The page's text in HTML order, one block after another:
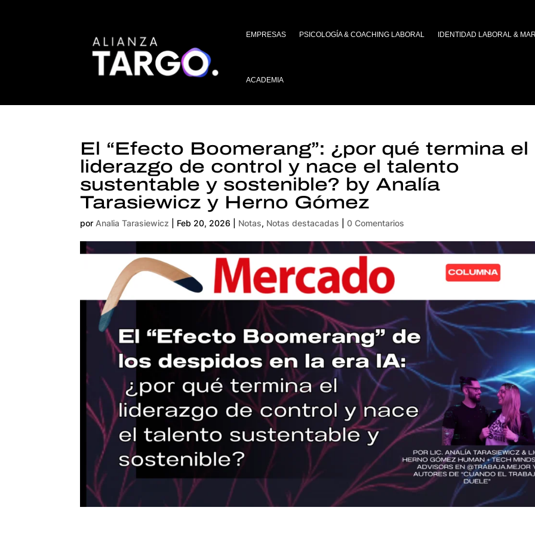
EMPRESAS PSICOLOGÍA & COACHING LABORAL IDENTIDAD LABORAL &
ACADEMIA
El “Efecto Boomerang”: ¿por qué termina el
liderazgo de control y nace el talento
sustentable y sostenible? by Analía
Tarasiewicz y Herno Gómez
por Analia Tarasiewicz Feb 20, 2026 Notas, Notas destacadas |0 Comentarios